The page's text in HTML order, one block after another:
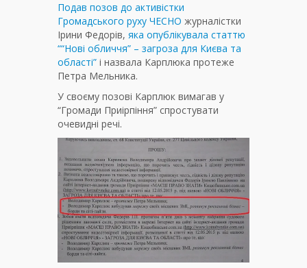
Подав позов до активістки
Громадського руху ЧЕСНО журналістки
Ірини Федорів, яка опублікувала статтю
““Нові обличчя” – загроза для Києва та
області” і назвала Карплюка протеже
Петра Мельника.
У своєму позові Карплюк вимагав у
“Громади Приірпіння” спростувати
очевидні речі.